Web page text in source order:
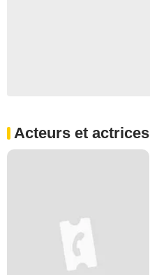
Acteurs et actrices